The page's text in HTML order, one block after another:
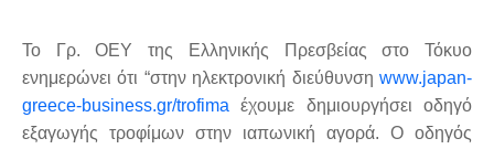
Το Γρ. ΟΕΥ της Ελληνικής Πρεσβείας στο Τόκυο
ενημερώνει ότι “στην ηλεκτρονική διεύθυνση www.japan-
greece-business.gr/trofima έχουμε δημιουργήσει οδηγό
εξαγωγής τροφίμων στην ιαπωνική αγορά. Ο οδηγός